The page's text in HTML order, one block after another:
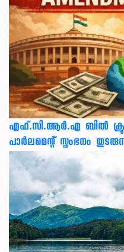
എഫ്.സി.ആർ.എ ബിൽ
പാർലമെന്റ് സ്തംഭനം